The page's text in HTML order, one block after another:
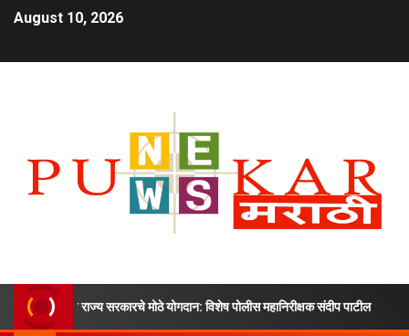
August 10, 2026
आणि राज्य सरकारचे मोठे योगदान: विशेष पोलीस महानिरीक्षक संदीप पाटील